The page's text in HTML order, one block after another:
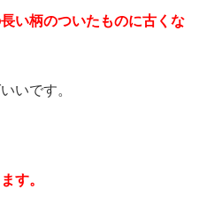
い柄のついたものに古くな
いです。
す。